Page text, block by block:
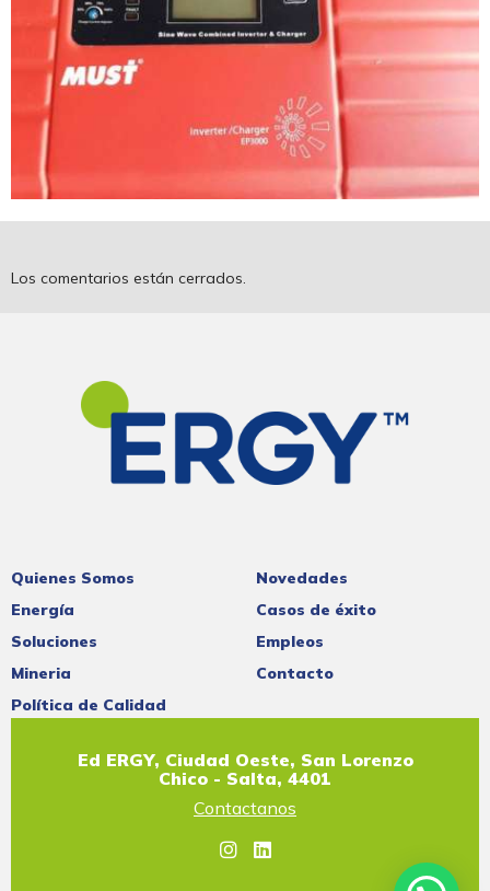
Los comentarios están cerrados.
Quienes Somos
Energía
Soluciones
Mineria
Política de Calidad
Novedades
Casos de éxito
Empleos
Contacto
Ed ERGY, Ciudad Oeste, San Lorenzo
Chico - Salta, 4401
Contactanos